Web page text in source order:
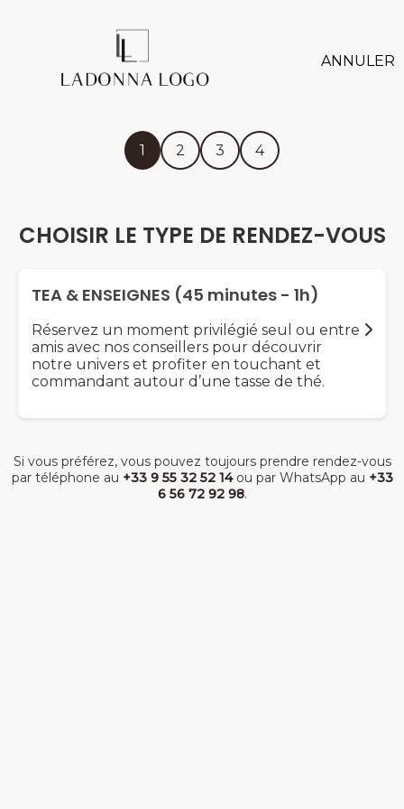
ANNULER
1 2 3 4
CHOISIR LE TYPE DE RENDEZ-VOUS
TEA & ENSEIGNES (45 minutes - 1h)
Réservez un moment privilégié seul ou entre
amis avec nos conseillers pour découvrir
notre univers et profiter en touchant et
commandant autour d’une tasse de thé.
Si vous préférez, vous pouvez toujours prendre rendez-vous
par téléphone au +33 9 55 32 52 14ou par WhatsApp au +33
6 56 72 92 98.